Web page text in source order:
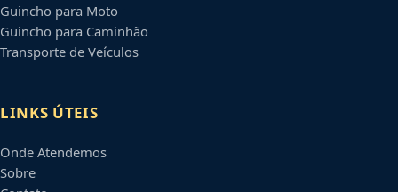
Guincho para Moto
Guincho para Caminhão
Transporte de Veículos
LINKS ÚTEIS
Onde Atendemos
Sobre